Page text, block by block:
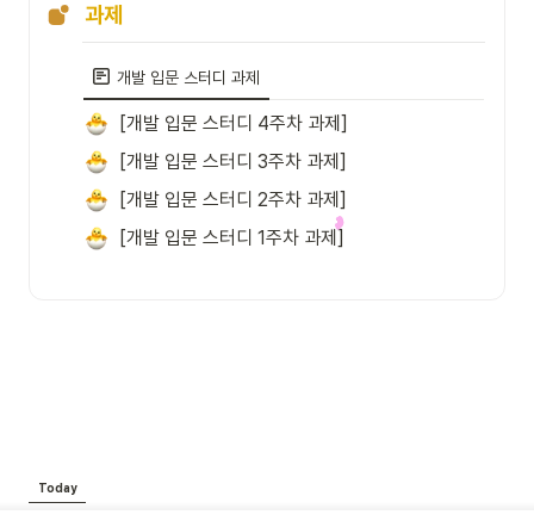
과제
개발 입문 스터디 과제
[개발 입문 스터디 4주차 과제]
[개발 입문 스터디 3주차 과제]
[개발 입문 스터디 2주차 과제]
[개발 입문 스터디 1주차 과제]
Today